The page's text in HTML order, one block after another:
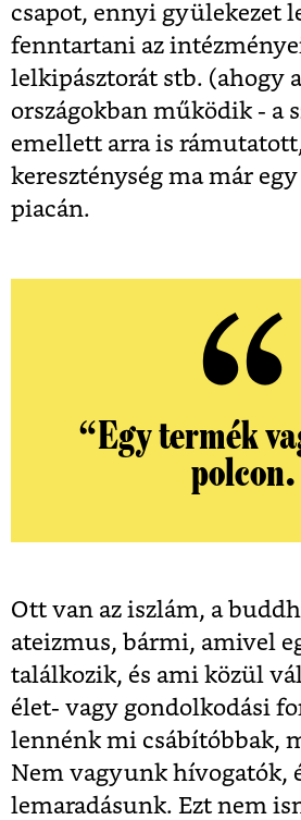
csapot, ennyi gyülekezet
fenntartani az
lelkipásztorát stb. (ahogy
országokban működik - a
emellett arra is
kereszténység ma már
piacán.
“Egy termék
polcon.
Ott van az iszlám, a
ateizmus, bármi, amivel
találkozik, és ami közül
élet- vagy gondolkodási
lennénk mi csábítóbbak,
Nem vagyunk hívogatók,
lemaradásunk. Ezt nem